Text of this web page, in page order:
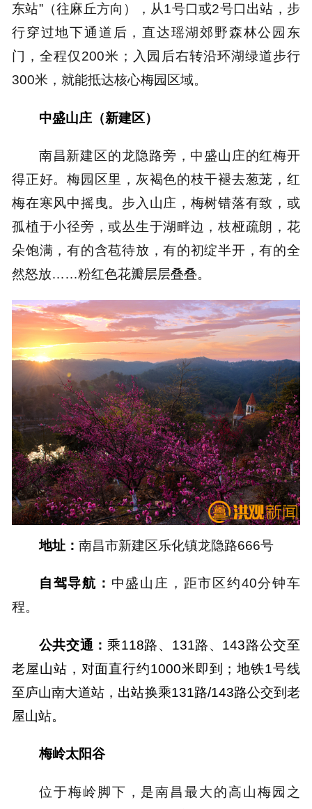
东站”（往麻丘方向），从1号口或2号口出站，步
行穿过地下通道后，直达瑶湖郊野森林公园东
门，全程仅200米；入园后右转沿环湖绿道步行
300米，就能抵达核心梅园区域。
中盛山庄（新建区）
南昌新建区的龙隐路旁，中盛山庄的红梅开
得正好。梅园区里，灰褐色的枝干褪去葱茏，红
梅在寒风中摇曳。步入山庄，梅树错落有致，或
孤植于小径旁，或丛生于湖畔边，枝桠疏朗，花
朵饱满，有的含苞待放，有的初绽半开，有的全
然怒放……粉红色花瓣层层叠叠。
地址： 南昌市新建区乐化镇龙隐路666号
自驾导航： 中盛山庄，距市区约40分钟车
程。
公共交通： 乘118路、131路、143路公交至
老屋山站，对面直行约1000米即到；地铁1号线
至庐山南大道站，出站换乘131路/143路公交到老
屋山站。
梅岭太阳谷
位于梅岭脚下，是南昌最大的高山梅园之